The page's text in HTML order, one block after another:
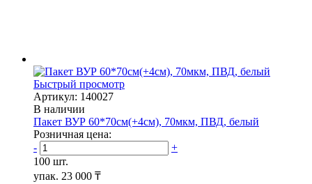
Быстрый просмотр
Артикул: 140027
В наличии
Пакет ВУР 60*70см(+4см), 70мкм, ПВД, белый
Розничная цена:
-
+
100 шт.
упак. 23 000 ₸